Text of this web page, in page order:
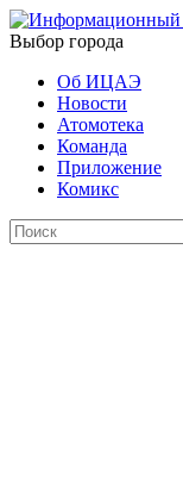
Выбор города
Об ИЦАЭ
Новости
Атомотека
Команда
Приложение
Комикс